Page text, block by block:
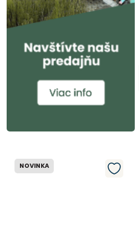
NOVINKA